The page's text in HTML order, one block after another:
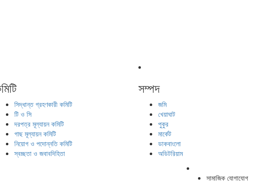
সিদ্ধান্ত গ্রহণকারী কমিটি
টি ও সি
দরপত্র মূল্যায়ন কমিটি
গাছ মূল্যায়ন কমিটি
নিয়োগ ও পদোন্নতি কমিটি
স্বচ্ছতা ও জবাবদিহিতা
সম্পদ
জমি
খেয়াঘাট
পুকুর
মার্কেট
ডাকবাংলো
অডিটরিয়াম
সামাজিক যোগাযোগ